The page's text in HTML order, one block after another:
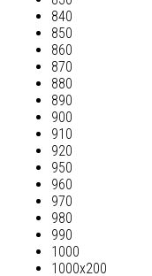
840
850
860
870
880
890
900
910
920
950
960
970
980
990
1000
1000х200